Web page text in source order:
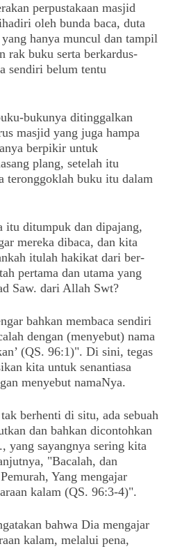
perpustakaan masjid
oleh bunda baca, duta
hanya muncul dan tampil
rak buku serta berkardus-
sendiri belum tentu
bukunya ditinggalkan
masjid yang juga hampa
berpikir untuk
plang, setelah itu
teronggoklah buku itu dalam
itu ditumpuk dan dipajang,
mereka dibaca, dan kita
itulah hakikat dari ber-
pertama dan utama yang
Saw. dari Allah Swt?
bahkan membaca sendiri
dengan (menyebut) nama
(QS. 96:1)". Di sini, tegas
kita untuk senantiasa
menyebut namaNya.
berhenti di situ, ada sebuah
dan bahkan dicontohkan
yang sayangnya sering kita
"Bacalah, dan
Yang mengajar
kalam (QS. 96:3-4)".
bahwa Dia mengajar
kalam, melalui pena,